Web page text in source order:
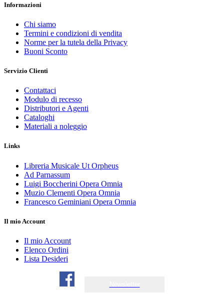
Informazioni
Chi siamo
Termini e condizioni di vendita
Norme per la tutela della Privacy
Buoni Sconto
Servizio Clienti
Contattaci
Modulo di recesso
Distributori e Agenti
Cataloghi
Materiali a noleggio
Links
Libreria Musicale Ut Orpheus
Ad Parnassum
Luigi Boccherini Opera Omnia
Muzio Clementi Opera Omnia
Francesco Geminiani Opera Omnia
Il mio Account
Il mio Account
Elenco Ordini
Lista Desideri